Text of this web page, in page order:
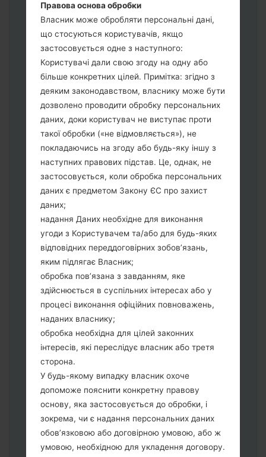
Далі завантажте та розпакуйте файл
прошивки.
Вам потрібно 1 (Вибрати 1 файл
прошивки тут) або 5 (Вибрати 5 файл
прошивки тут) файлів для прошивки:
AP: "System & Recovery"
CP: "Modem & Radio"
CSC_***: "Country & Region & Operator"
HOME_CSC_***: "Country & Region &
Operator"
Додайте усі файли у програму Odin 3.
Якщо ви хочете прошити телефон та
скинути до заводських налаштувань
оберіть CSC_***, у іншому випадку
виберіть HOME_CSC_*** для
збереження Ваших даних.
Тепер вимкніть пристрій і увійдіть у
"Download" режим. Усі методи як це
зробити:
Натисніть та утримуйти клавіші:
живлення, збільшення гучності та Bixbi.
Натисніть та утримуйте клавіші:
зменшення та збільшення гучності.
Підключивши телефон до ПК
використовуючи USB кабель.
Натисніть та утримуйти клавіші:
живлення, збільшення гучності та
додому.
Підключіть USB кабель та натисніть
клавіші: зменшення звуку та Bixbi.
Натисніть та утримуйти клавіші:
живлення та збільшення гучності.
Правова основа обробки
Власник може обробляти персональні дані,
що стосуються користувачів, якщо
застосовується одне з наступного:
Користувачі дали свою згоду на одну або
більше конкретних цілей. Примітка: згідно з
деяким законодавством, власнику може бути
дозволено проводити обробку персональних
даних, доки користувач не виступає проти
такої обробки («не відмовляється»), не
покладаючись на згоду або будь-яку іншу з
наступних правових підстав. Це, однак, не
застосовується, коли обробка персональних
даних є предметом Закону ЄС про захист
даних;
надання Даних необхідне для виконання
угоди з Користувачем та/або для будь-яких
відповідних переддоговірних зобов’язань,
яким підлягає Власник;
обробка пов’язана з завданням, яке
здійснюється в суспільних інтересах або у
процесі виконання офіційних повноважень,
наданих власнику;
обробка необхідна для цілей законних
інтересів, які переслідує власник або третя
сторона.
У будь-якому випадку власник охоче
допоможе пояснити конкретну правову
основу, яка застосовується до обробки, і
зокрема, чи є надання персональних даних
обов’язковою або договірною умовою, або ж
умовою, необхідною для укладення договору.